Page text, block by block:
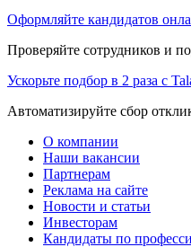
Оформляйте кандидатов
Проверяйте сотрудников и
Ускорьте подбор в 2 раза с
Автоматизируйте сбор
О компании
Наши вакансии
Партнерам
Реклама на сайте
Новости и статьи
Инвесторам
Кандидаты по